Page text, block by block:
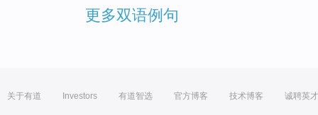
更多双语例句
关于有道 Investors 有道智选 官方博客 技术博客 诚聘英才